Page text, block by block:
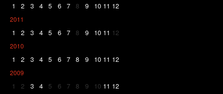
1 2 3 4 5 6 7 8 9 10 11 12
2011
1 2 3 4 5 6 7 8 9 10 11 12
2010
1 2 3 4 5 6 7 8 9 10 11 12
2009
1 2 3 4 5 6 7 8 9 10 11 12